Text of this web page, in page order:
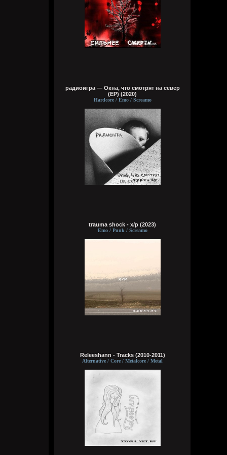
А давай я тут аккуратно на сайте насру в
комментах, кукуня, с кроманкой летятся
на мое гавно и мы их вдвоем убьем
Wirtuozik
Wirtuozik
Сегодня в 12:14:31
Brenton Trollant
А хочешь я тебе песенку спою чтобы
тебе крепче спалось. Там короче это. Там
та тара там, та тара там тамтам
Brenton Trollant
Сегодня в 08:48:02
Ты можешь просто молчать нихуя не
Были бы там одни сотрудницы красивые
как я, без мужиков, я бы с радостью
На острове Врангеля не хочу, там может
и тюлени лапочки. Зато полярники друг
друга в жопу ебут в холодные полярные
ночи. Ну, они чтобы согреться и не
сдохнуть от тоски, поэтому можно их
понять. Почему нельзя на метеостанции
Это моя мечта жить на малонаселенном
острове, подальше от таких как я
Wirtuozik
Сегодня в 04:05:37
Хочу жить на Соловках или на Валааме.
Вместе с монахами бухать и ебать
монашек. На Афоне не хочу. Они там без
баб живут, но при этом у них есть там
радиоигра — Окна, что смотрят на север
(EP) (2020)
Hardcore / Emo / Screamo
trauma shock - x/p (2023)
Emo / Punk / Screamo
Releeshann - Tracks (2010-2011)
Alternative / Core / Metalcore / Metal